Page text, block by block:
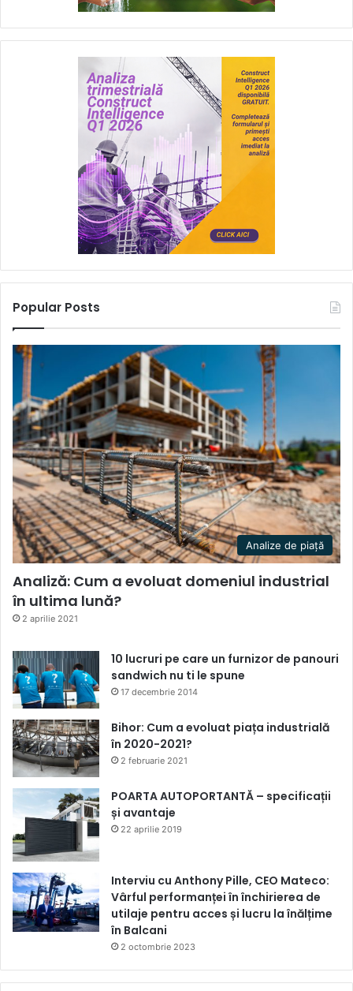
Popular Posts
Analize de piață
Analiză: Cum a evoluat domeniul industrial
în ultima lună?
2 aprilie 2021
10 lucruri pe care un furnizor de panouri
sandwich nu ti le spune
17 decembrie 2014
Bihor: Cum a evoluat piața industrială
în 2020-2021?
2 februarie 2021
POARTA AUTOPORTANTĂ – specificații
și avantaje
22 aprilie 2019
Interviu cu Anthony Pille, CEO Mateco:
Vârful performanței în închirierea de
utilaje pentru acces și lucru la înălțime
în Balcani
2 octombrie 2023